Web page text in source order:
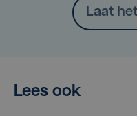
Laat
Lees ook